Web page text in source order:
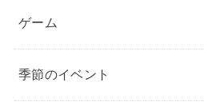
ゲーム
季節のイベント